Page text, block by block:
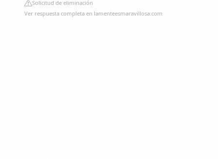
Solicitud de eliminación
Ver respuesta completa en lamenteesmaravillosa.com